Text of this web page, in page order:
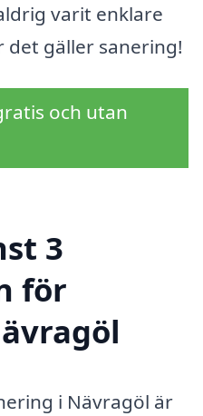
varit enklare
gäller sanering!
och utan
3
för
i Nävragöl är